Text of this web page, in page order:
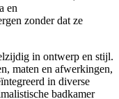
en
zonder dat ze
in ontwerp en stijl.
maten en afwerkingen,
in diverse
badkamer